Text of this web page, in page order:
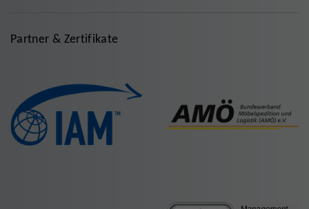
Partner & Zertifikate